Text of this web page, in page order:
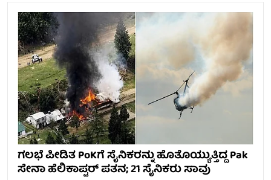
ಗಲಭೆ ಪೀಡಿತ PoKಗೆ ಸೈನಿಕರನ್ನು ಹೊತೊಯ್ಯುತ್ತಿದ್ದ Pak
ಸೇನಾ ಹೆಲಿಕಾಪ್ಟರ್ ಪತನ; 21 ಸೈನಿಕರು ಸಾವು